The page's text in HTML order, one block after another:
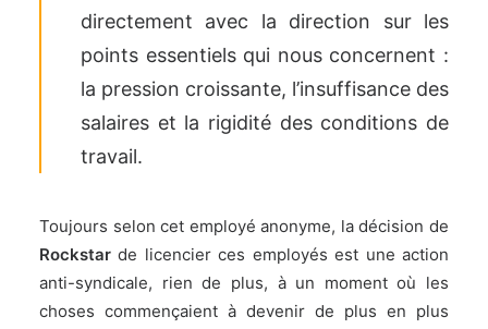
directement avec la direction sur les
points essentiels qui nous concernent :
la pression croissante, l’insuffisance des
salaires et la rigidité des conditions de
travail.
Toujours selon cet employé anonyme, la décision de
Rockstar de licencier ces employés est une action
anti-syndicale, rien de plus, à un moment où les
choses commençaient à devenir de plus en plus